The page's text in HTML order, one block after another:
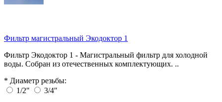
Фильтр магистральный Экодоктор 1
Фильтр Экодоктор 1 - Магистральный фильтр для холодной
воды. Собран из отечественных комплектующих. ..
* Диаметр резьбы:
1/2"
3/4"